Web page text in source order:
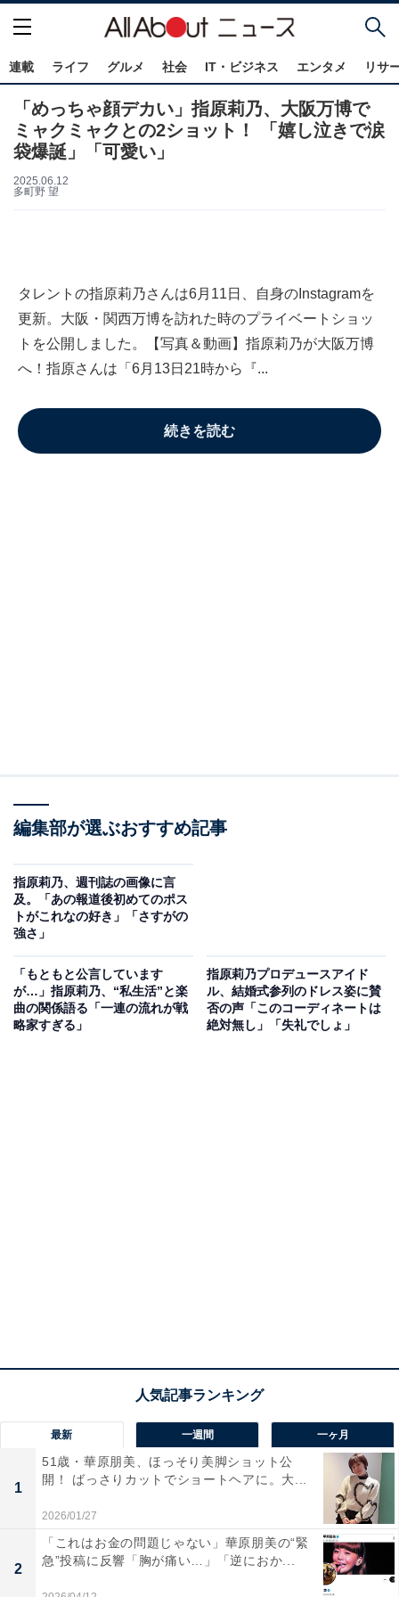
連載 ライフ グルメ 社会 IT・ビジネス エンタメ リサ
「めっちゃ顔デカい」指原莉乃、大阪万博で
ミャクミャクとの2ショット！ 「嬉し泣きで涙
袋爆誕」「可愛い」
2025.06.12
多町野 望
タレントの指原莉乃さんは6月11日、自身のInstagramを
更新。大阪・関西万博を訪れた時のプライベートショッ
トを公開しました。【写真＆動画】指原莉乃が大阪万博
へ！指原さんは「6月13日21時から『...
続きを読む
編集部が選ぶおすすめ記事
指原莉乃、週刊誌の画像に言
及。「あの報道後初めてのポス
トがこれなの好き」「さすがの
強さ」
「もともと公言しています
が…」指原莉乃、“私生活”と楽
曲の関係語る「一連の流れが戦
略家すぎる」
指原莉乃プロデュースアイド
ル、結婚式参列のドレス姿に賛
否の声「このコーディネートは
絶対無し」「失礼でしょ」
最新 一週間 一ヶ月
1
51歳・華原朋美、ほっそり美脚ショット公
開！ ばっさりカットでショートヘアに。大...
2026/01/27
2
「これはお金の問題じゃない」華原朋美の“緊
急”投稿に反響「胸が痛い…」「逆におか...